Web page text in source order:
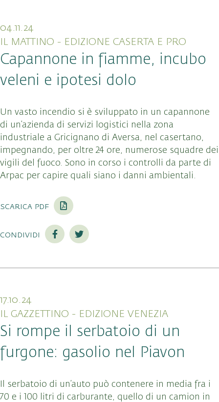
04.11.24
IL MATTINO - EDIZIONE CASERTA E PRO
Capannone in fiamme, incubo
veleni e ipotesi dolo
Un vasto incendio si è sviluppato in un capannone
di un’azienda di servizi logistici nella zona
industriale a Gricignano di Aversa, nel casertano,
impegnando, per oltre 24 ore, numerose squadre dei
vigili del fuoco. Sono in corso i controlli da parte di
Arpac per capire quali siano i danni ambientali.
scarica pdf
condividi
17.10.24
IL GAZZETTINO - EDIZIONE VENEZIA
Si rompe il serbatoio di un
furgone: gasolio nel Piavon
Il serbatoio di un’auto può contenere in media fra i
70 e i 100 litri di carburante, quello di un camion in